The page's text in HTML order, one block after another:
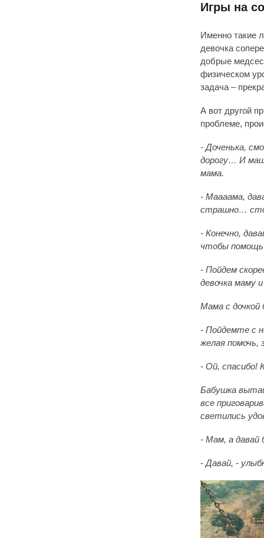
Игры на
Именно такие
девочка
добрые
физическом
задача –
А вот другой
проблеме,
- Доченька,
дорогу… И
мама.
- Маааама,
страшно…
- Конечно,
чтобы помощь
- Пойдем
девочка маму
Мама с дочкой
- Пойдемте с
желая помочь,
- Ой, спасибо!
Бабушка
все
светились
- Мам, а давай
- Давай, -